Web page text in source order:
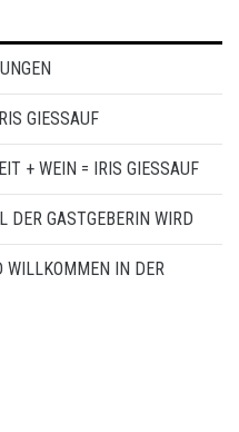
GIESSAUF
+ WEIN = IRIS GIESSAUF
GASTGEBERIN WIRD
WILLKOMMEN IN DER